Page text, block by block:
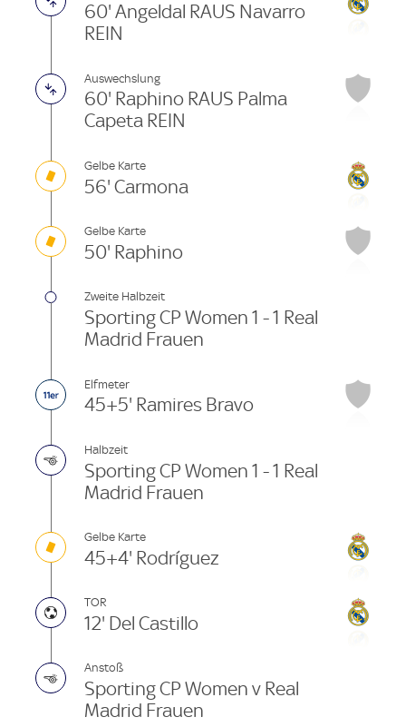
60' Angeldal RAUS Navarro
REIN
Auswechslung
60' Raphino RAUS Palma
Capeta REIN
Gelbe Karte
56' Carmona
Gelbe Karte
50' Raphino
Zweite Halbzeit
Sporting CP Women 1 - 1 Real
Madrid Frauen
Elfmeter
45+5' Ramires Bravo
Halbzeit
Sporting CP Women 1 - 1 Real
Madrid Frauen
Gelbe Karte
45+4' Rodríguez
TOR
12' Del Castillo
Anstoß
Sporting CP Women v Real
Madrid Frauen